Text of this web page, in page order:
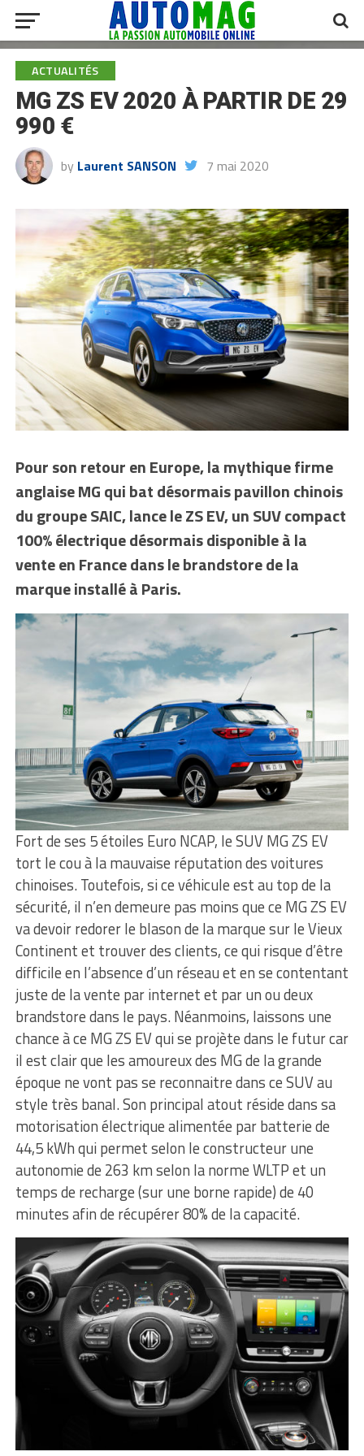
ACTUALITÉS
MG ZS EV 2020 À PARTIR DE 29
990 €
by Laurent SANSON 7 mai 2020
Pour son retour en Europe, la mythique firme
anglaise MG qui bat désormais pavillon chinois
du groupe SAIC, lance le ZS EV, un SUV compact
100% électrique désormais disponible à la
vente en France dans le brandstore de la
marque installé à Paris.
Fort de ses 5 étoiles Euro NCAP, le SUV MG ZS EV
tort le cou à la mauvaise réputation des voitures
chinoises. Toutefois, si ce véhicule est au top de la
sécurité, il n’en demeure pas moins que ce MG ZS EV
va devoir redorer le blason de la marque sur le Vieux
Continent et trouver des clients, ce qui risque d’être
difficile en l’absence d’un réseau et en se contentant
juste de la vente par internet et par un ou deux
brandstore dans le pays. Néanmoins, laissons une
chance à ce MG ZS EV qui se projète dans le futur car
il est clair que les amoureux des MG de la grande
époque ne vont pas se reconnaitre dans ce SUV au
style très banal. Son principal atout réside dans sa
motorisation électrique alimentée par batterie de
44,5 kWh qui permet selon le constructeur une
autonomie de 263 km selon la norme WLTP et un
temps de recharge (sur une borne rapide) de 40
minutes afin de récupérer 80% de la capacité.